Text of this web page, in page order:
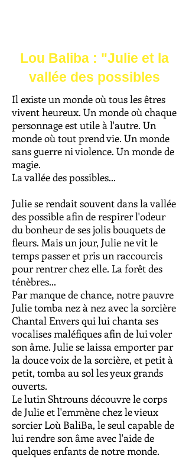
Lou Baliba : "Julie et la
vallée des possibles
Il existe un monde où tous les êtres
vivent heureux. Un monde où chaque
personnage est utile à l'autre. Un
monde où tout prend vie. Un monde
sans guerre ni violence. Un monde de
magie.
La vallée des possibles...
Julie se rendait souvent dans la vallée
des possible afin de respirer l'odeur
du bonheur de ses jolis bouquets de
fleurs. Mais un jour, Julie ne vit le
temps passer et pris un raccourcis
pour rentrer chez elle. La forêt des
ténèbres...
Par manque de chance, notre pauvre
Julie tomba nez à nez avec la sorcière
Chantal Envers qui lui chanta ses
vocalises maléfiques afin de lui voler
son âme. Julie se laissa emporter par
la douce voix de la sorcière, et petit à
petit, tomba au sol les yeux grands
ouverts.
Le lutin Shtrouns découvre le corps
de Julie et l'emmène chez le vieux
sorcier Loù BaliBa, le seul capable de
lui rendre son âme avec l'aide de
quelques enfants de notre monde.